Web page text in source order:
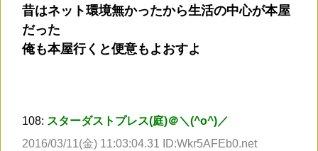
昔はネット環境無かったから生活の中心が本屋
だった
俺も本屋行くと便意もよおすよ
108: スターダストプレス(庭)＠＼(^o^)／
2016/03/11(金) 11:03:04.31 ID:Wkr5AFEb0.net